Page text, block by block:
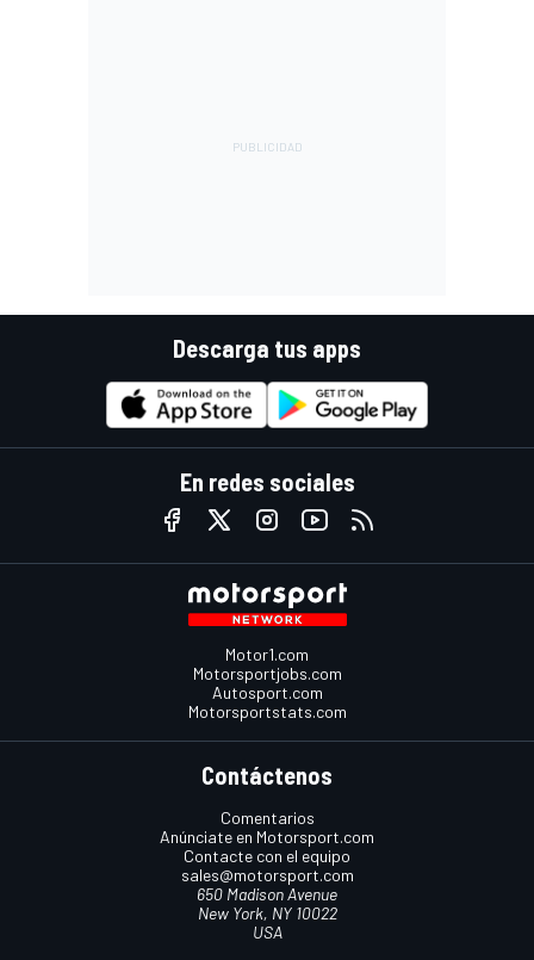
Descarga tus apps
En redes sociales
Motor1.com
Motorsportjobs.com
Autosport.com
Motorsportstats.com
Contáctenos
Comentarios
Anúnciate en Motorsport.com
Contacte con el equipo
sales@motorsport.com
650 Madison Avenue
New York, NY 10022
USA